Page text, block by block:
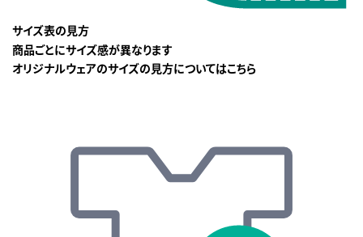
サイズ表の見方
商品ごとにサイズ感が異なります
オリジナルウェアのサイズの見方についてはこちら